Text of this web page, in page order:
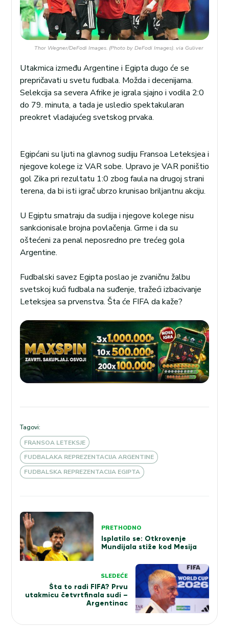
Thor Wegner/DeFodi Images. (Photo by DeFodi Images). via Guliver
Utakmica između Argentine i Egipta dugo će se
prepričavati u svetu fudbala. Možda i decenijama.
Selekcija sa severa Afrike je igrala sjajno i vodila 2:0
do 79. minuta, a tada je usledio spektakularan
preokret vladajućeg svetskog prvaka.
Egipćani su ljuti na glavnog sudiju Fransoa Leteksjea i
njegove kolege iz VAR sobe. Upravo je VAR poništio
gol Zika pri rezultatu 1:0 zbog faula na drugoj strani
terena, da bi isti igrač ubrzo krunisao briljantnu akciju.
U Egiptu smatraju da sudija i njegove kolege nisu
sankcionisale brojna povlačenja. Grme i da su
oštećeni za penal neposredno pre trećeg gola
Argentine.
Fudbalski savez Egipta poslao je zvaničnu žalbu
svetskoj kući fudbala na suđenje, tražeći izbacivanje
Leteksjea sa prvenstva. Šta će FIFA da kaže?
Tagovi:
FRANSOA LETEKSJE
FUDBALAKA REPREZENTACIJA ARGENTINE
FUDBALSKA REPREZENTACIJA EGIPTA
Kretanje
članka
PRETHODNO
Isplatilo se: Otkrovenje
Mundijala stiže kod Mesija
SLEDEĆE
Šta to radi FIFA? Prvu
utakmicu četvrtfinala sudi –
Argentinac